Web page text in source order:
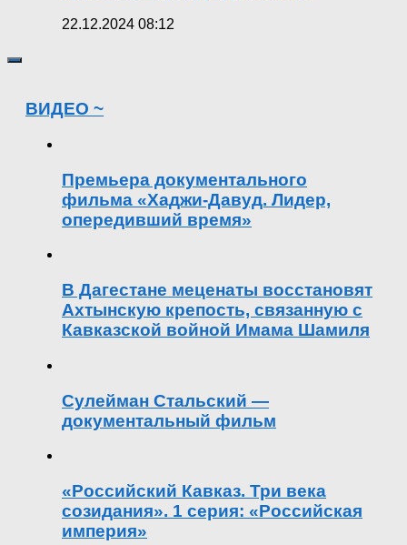
22.12.2024 08:12
ВИДЕО ~
Премьера документального
фильма «Хаджи-Давуд. Лидер,
опередивший время»
В Дагестане меценаты восстановят
Ахтынскую крепость, связанную с
Кавказской войной Имама Шамиля
Сулейман Стальский —
документальный фильм
«Российский Кавказ. Три века
созидания». 1 серия: «Российская
империя»